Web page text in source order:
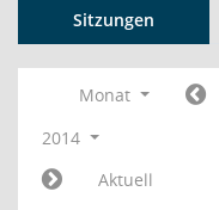
Sitzungen
Monat
2014
Aktuell